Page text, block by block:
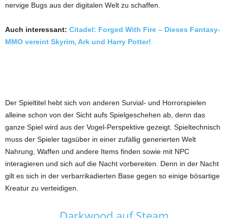
nervige Bugs aus der digitalen Welt zu schaffen.
Auch interessant: Citadel: Forged With Fire – Dieses Fantasy-
MMO vereint Skyrim, Ark und Harry Potter!
Der Spieltitel hebt sich von anderen Survial- und Horrorspielen
alleine schon von der Sicht aufs Spielgeschehen ab, denn das
ganze Spiel wird aus der Vogel-Perspektive gezeigt. Spieltechnisch
muss der Spieler tagsüber in einer zufällig generierten Welt
Nahrung, Waffen und andere Items finden sowie mit NPC
interagieren und sich auf die Nacht vorbereiten. Denn in der Nacht
gilt es sich in der verbarrikadierten Base gegen so einige bösartige
Kreatur zu verteidigen.